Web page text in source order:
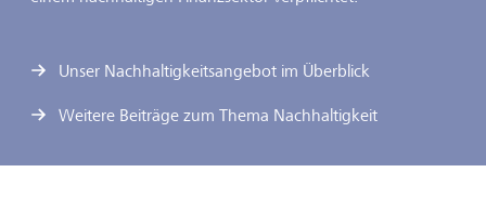
Unser Nachhaltigkeitsangebot im Überblick
Weitere Beiträge zum Thema Nachhaltigkeit